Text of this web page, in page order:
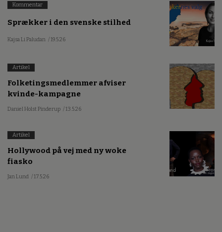
Kommentar
Sprækker i den svenske stilhed
Kajsa Li Paludan / 19.5.26
Artikel
Folketingsmedlemmer afviser
kvinde-kampagne
Daniel Holst Pinderup / 13.5.26
Artikel
Hollywood på vej med ny woke
fiasko
Jan Lund / 17.5.26